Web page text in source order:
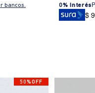
bancos.
0% Interés
$
50%OFF